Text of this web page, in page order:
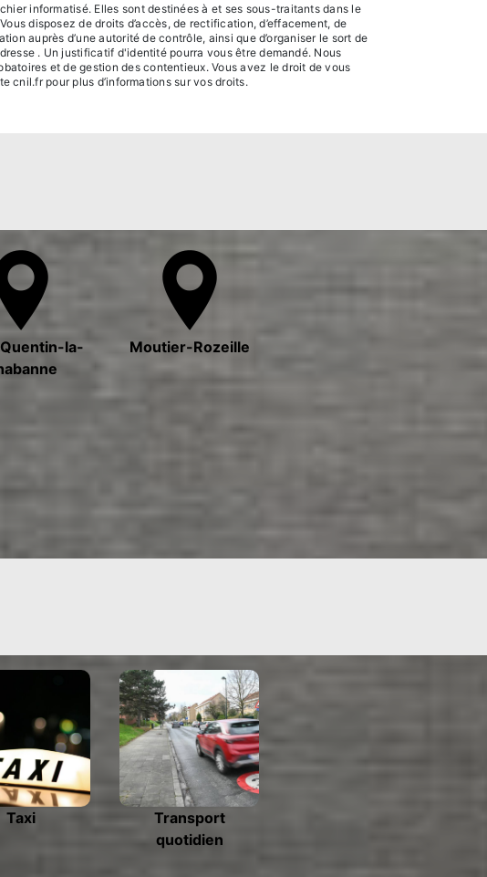
informatisé. Elles sont destinées à et ses sous-traitants dans le
disposez de droits d’accès, de rectification, d’effacement, de
auprès d’une autorité de contrôle, ainsi que d’organiser le sort de
. Un justificatif d'identité pourra vous être demandé. Nous
et de gestion des contentieux. Vous avez le droit de vous
cnil.fr pour plus d’informations sur vos droits.
la-
Moutier-Rozeille
Taxi
Transport
quotidien